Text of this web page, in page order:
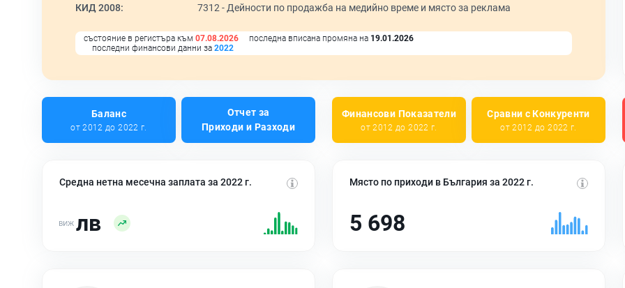
КИД 2008:
7312 - Дейности по продажба на медийно време и място за реклама
състояние в регистъра към 07.08.2026 последна вписана промяна на 19.01.2026
последни финансови данни за 2022
Баланс
от 2012 до 2022 г.
Отчет за
Приходи и Разходи
Финансови Показатели
от 2012 до 2022 г.
Сравни с Конкуренти
от 2012 до 2022 г.
Средна нетна месечна заплата за 2022 г.
лв
Място по приходи в България за 2022 г.
5 698